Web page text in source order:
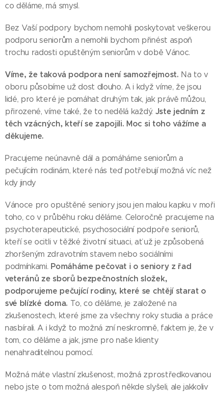
co děláme, má smysl.
Bez Vaší podpory bychom nemohli poskytovat veškerou
podporu seniorům a nemohli bychom přinést aspoň
trochu radosti opuštěným seniorům v době Vánoc.
Víme, že taková podpora není samozřejmost. Na to v
oboru působíme už dost dlouho. A i když víme, že jsou
lidé, pro které je pomáhat druhým tak, jak právě můžou,
přirozené, víme také, že to nedělá každý. Jste jedním z
těch vzácných, kteří se zapojili. Moc si toho vážíme a
děkujeme.
Pracujeme neúnavně dál a pomáháme seniorům a
pečujícím rodinám, které nás teď potřebují možná víc než
kdy jindy
Vánoce pro opuštěné seniory jsou jen malou kapku v moři
toho, co v průběhu roku děláme. Celoročně pracujeme na
psychoterapeutické, psychosociální podpoře seniorů,
kteří se ocitli v těžké životní situaci, ať už je způsobená
zhoršeným zdravotním stavem nebo sociálními
podmínkami. Pomáháme pečovat i o seniory z řad
veteránů ze sborů bezpečnostních složek,
podporujeme pečující rodiny, které se chtějí starat o
své blízké doma. To, co děláme, je založené na
zkušenostech, které jsme za všechny roky studia a práce
nasbírali. A i když to možná zní neskromně, faktem je, že v
tom, co děláme a jak, jsme pro naše klienty
nenahraditelnou pomocí.
Možná máte vlastní zkušenost, možná zprostředkovanou
nebo jste o tom možná alespoň někde slyšeli, ale jakkoliv